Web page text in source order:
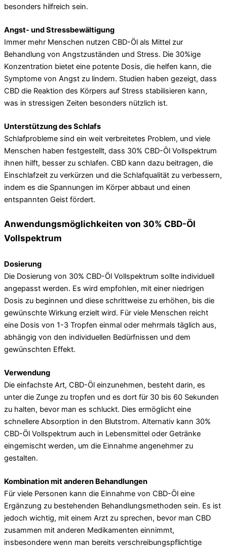
besonders hilfreich sein.
Angst- und Stressbewältigung
Immer mehr Menschen nutzen CBD-Öl als Mittel zur
Behandlung von Angstzuständen und Stress. Die 30%ige
Konzentration bietet eine potente Dosis, die helfen kann, die
Symptome von Angst zu lindern. Studien haben gezeigt, dass
CBD die Reaktion des Körpers auf Stress stabilisieren kann,
was in stressigen Zeiten besonders nützlich ist.
Unterstützung des Schlafs
Schlafprobleme sind ein weit verbreitetes Problem, und viele
Menschen haben festgestellt, dass 30% CBD-Öl Vollspektrum
ihnen hilft, besser zu schlafen. CBD kann dazu beitragen, die
Einschlafzeit zu verkürzen und die Schlafqualität zu verbessern,
indem es die Spannungen im Körper abbaut und einen
entspannten Geist fördert.
Anwendungsmöglichkeiten von 30% CBD-Öl
Vollspektrum
Dosierung
Die Dosierung von 30% CBD-Öl Vollspektrum sollte individuell
angepasst werden. Es wird empfohlen, mit einer niedrigen
Dosis zu beginnen und diese schrittweise zu erhöhen, bis die
gewünschte Wirkung erzielt wird. Für viele Menschen reicht
eine Dosis von 1-3 Tropfen einmal oder mehrmals täglich aus,
abhängig von den individuellen Bedürfnissen und dem
gewünschten Effekt.
Verwendung
Die einfachste Art, CBD-Öl einzunehmen, besteht darin, es
unter die Zunge zu tropfen und es dort für 30 bis 60 Sekunden
zu halten, bevor man es schluckt. Dies ermöglicht eine
schnellere Absorption in den Blutstrom. Alternativ kann 30%
CBD-Öl Vollspektrum auch in Lebensmittel oder Getränke
eingemischt werden, um die Einnahme angenehmer zu
gestalten.
Kombination mit anderen Behandlungen
Für viele Personen kann die Einnahme von CBD-Öl eine
Ergänzung zu bestehenden Behandlungsmethoden sein. Es ist
jedoch wichtig, mit einem Arzt zu sprechen, bevor man CBD
zusammen mit anderen Medikamenten einnimmt,
insbesondere wenn man bereits verschreibungspflichtige